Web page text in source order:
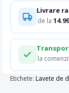
Livrare
de la
la
Etichete: Lavete de